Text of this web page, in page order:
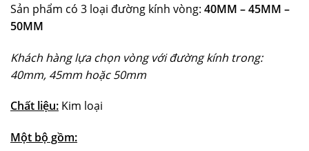
Sản phẩm có 3 loại đường kính vòng: 40MM – 45MM –
50MM
Khách hàng lựa chọn vòng với đường kính trong:
40mm, 45mm hoặc 50mm
Chất liệu: Kim loại
Một bộ gồm: